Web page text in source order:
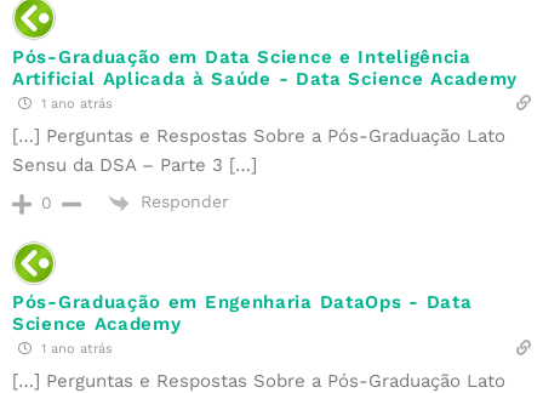
Pós-Graduação em Data Science e Inteligência
Artificial Aplicada à Saúde - Data Science Academy
1 ano atrás
[…] Perguntas e Respostas Sobre a Pós-Graduação Lato
Sensu da DSA – Parte 3 […]
0 Responder
Pós-Graduação em Engenharia DataOps - Data
Science Academy
1 ano atrás
[…] Perguntas e Respostas Sobre a Pós-Graduação Lato